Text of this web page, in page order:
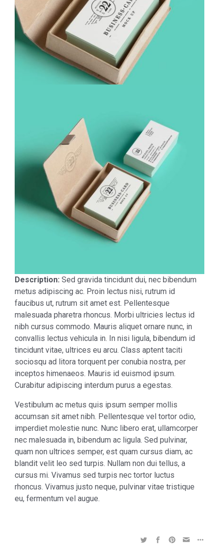
Description: Sed gravida tincidunt dui, nec bibendum
metus adipiscing ac. Proin lectus nisi, rutrum id
faucibus ut, rutrum sit amet est. Pellentesque
malesuada pharetra rhoncus. Morbi ultricies lectus id
nibh cursus commodo. Mauris aliquet ornare nunc, in
convallis lectus vehicula in. In nisi ligula, bibendum id
tincidunt vitae, ultrices eu arcu. Class aptent taciti
sociosqu ad litora torquent per conubia nostra, per
inceptos himenaeos. Mauris id euismod ipsum.
Curabitur adipiscing interdum purus a egestas.
Vestibulum ac metus quis ipsum semper mollis
accumsan sit amet nibh. Pellentesque vel tortor odio,
imperdiet molestie nunc. Nunc libero erat, ullamcorper
nec malesuada in, bibendum ac ligula. Sed pulvinar,
quam non ultrices semper, est quam cursus diam, ac
blandit velit leo sed turpis. Nullam non dui tellus, a
cursus mi. Vivamus sed turpis nec tortor luctus
rhoncus. Vivamus justo neque, pulvinar vitae tristique
eu, fermentum vel augue.